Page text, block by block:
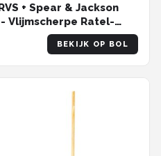
+ Spear & Jackson
Vlijmscherpe Ratel-
- Onkruidmes -
150cm
BEKIJK OP BOL